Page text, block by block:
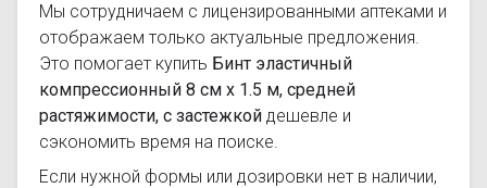
Мы сотрудничаем с лицензированными аптеками и
отображаем только актуальные предложения.
Это помогает купить Бинт эластичный
компрессионный 8 см х 1.5 м, средней
растяжимости, с застежкой дешевле и
сэкономить время на поиске.
Если нужной формы или дозировки нет в наличии,